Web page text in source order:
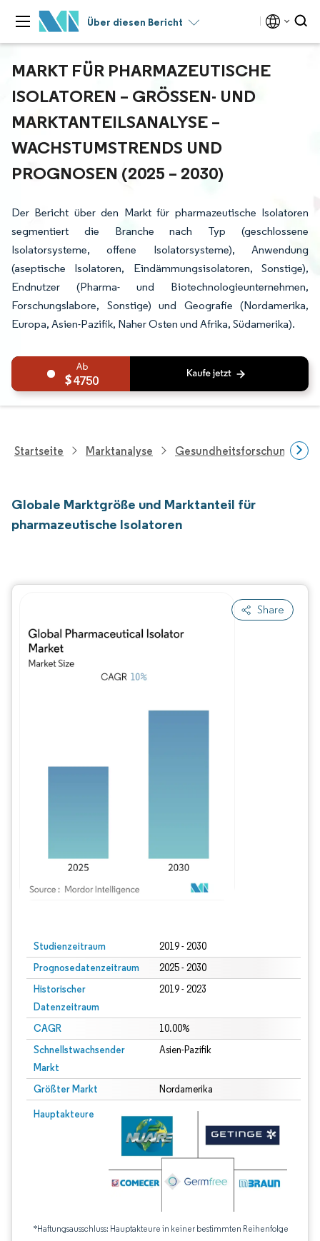
Über diesen Bericht
MARKT FÜR PHARMAZEUTISCHE
ISOLATOREN – GRÖSSEN- UND M
ARKTANTEILSANALYSE – W
ACHSTUMSTRENDS UND P
ROGNOSEN (2025 – 2030)
Der Bericht über den Markt für pharmazeutische Isolatoren
segmentiert die Branche nach Typ (geschlossene
Isolatorsysteme, offene Isolatorsysteme), Anwendung
(aseptische Isolatoren, Eindämmungsisolatoren, Sonstige),
Endnutzer (Pharma- und Biotechnologieunternehmen,
Forschungslabore, Sonstige) und Geografie (Nordamerika,
Europa, Asien-Pazifik, Naher Osten und Afrika, Südamerika).
4750
Startseite Marktanalyse Gesundheitsforschung
Globale Marktgröße und Marktanteil für
pharmazeutische Isolatoren
Share
Studienzeitraum 2019 - 2030
Prognosedatenzeitraum 2025 - 2030
Historischer
Datenzeitraum
2019 - 2023
CAGR 10.00%
Schnellstwachsender
Markt
Asien-Pazifik
Größter Markt Nordamerika
Hauptakteure
*Haftungsausschluss: Hauptakteure in keiner bestimmten Reihenfolge